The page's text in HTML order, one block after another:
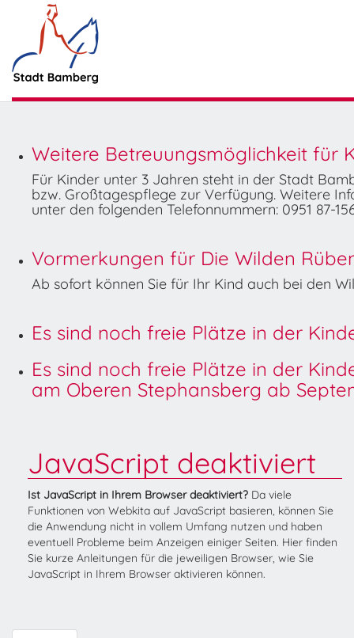
Weitere Betreuungsmöglichkeit für
Für Kinder unter 3 Jahren steht in der Stadt
bzw. Großtagespflege zur Verfügung. Weitere
unter den folgenden Telefonnummern: 0951 87-
Vormerkungen für Die Wilden
Ab sofort können Sie für Ihr Kind auch bei den
Es sind noch freie Plätze in der
Es sind noch freie Plätze in der
am Oberen Stephansberg ab
JavaScript deaktiviert
Ist JavaScript in Ihrem Browser deaktiviert? Da viele
Funktionen von Webkita auf JavaScript basieren, können Sie
die Anwendung nicht in vollem Umfang nutzen und haben
eventuell Probleme beim Anzeigen einiger Seiten. Hier finden
Sie kurze Anleitungen für die jeweiligen Browser, wie Sie
JavaScript in Ihrem Browser aktivieren können.